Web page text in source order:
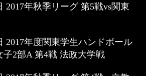
2017年秋季リーグ 第5戦vs関東
2017年度関東学生ハンドボール
子2部A 第4戦 法政大学戦